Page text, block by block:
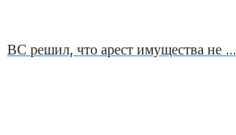
ВС решил, что арест имущества не …